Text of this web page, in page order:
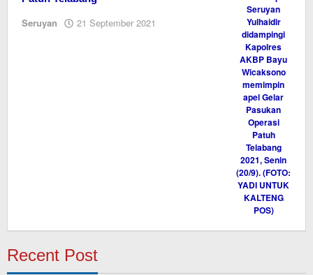
Seruyan 21 September 2021
Recent Post